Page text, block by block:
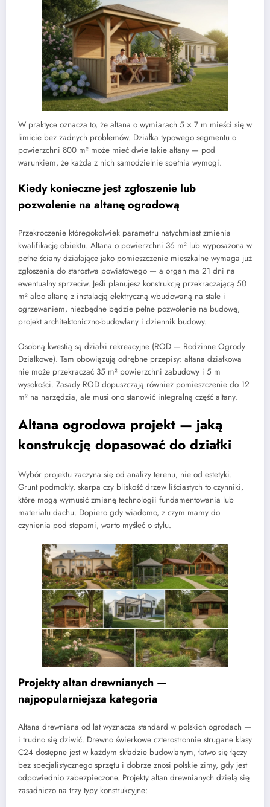
W praktyce oznacza to, że altana o wymiarach 5 × 7 m mieści się w
limicie bez żadnych problemów. Działka typowego segmentu o
powierzchni 800 m² może mieć dwie takie altany — pod
warunkiem, że każda z nich samodzielnie spełnia wymogi.
Kiedy konieczne jest zgłoszenie lub
pozwolenie na altanę ogrodową
Przekroczenie któregokolwiek parametru natychmiast zmienia
kwalifikację obiektu. Altana o powierzchni 36 m² lub wyposażona w
pełne ściany działające jako pomieszczenie mieszkalne wymaga już
zgłoszenia do starostwa powiatowego — a organ ma 21 dni na
ewentualny sprzeciw. Jeśli planujesz konstrukcję przekraczającą 50
m² albo altanę z instalacją elektryczną wbudowaną na stałe i
ogrzewaniem, niezbędne będzie pełne pozwolenie na budowę,
projekt architektoniczno-budowlany i dziennik budowy.
Osobną kwestią są działki rekreacyjne (ROD — Rodzinne Ogrody
Działkowe). Tam obowiązują odrębne przepisy: altana działkowa
nie może przekraczać 35 m² powierzchni zabudowy i 5 m
wysokości. Zasady ROD dopuszczają również pomieszczenie do 12
m² na narzędzia, ale musi ono stanowić integralną część altany.
Altana ogrodowa projekt — jaką
konstrukcję dopasować do działki
Wybór projektu zaczyna się od analizy terenu, nie od estetyki.
Grunt podmokły, skarpa czy bliskość drzew liściastych to czynniki,
które mogą wymusić zmianę technologii fundamentowania lub
materiału dachu. Dopiero gdy wiadomo, z czym mamy do
czynienia pod stopami, warto myśleć o stylu.
Projekty altan drewnianych —
najpopularniejsza kategoria
Altana drewniana od lat wyznacza standard w polskich ogrodach —
i trudno się dziwić. Drewno świerkowe czterostronnie strugane klasy
C24 dostępne jest w każdym składzie budowlanym, łatwo się łączy
bez specjalistycznego sprzętu i dobrze znosi polskie zimy, gdy jest
odpowiednio zabezpieczone. Projekty altan drewnianych dzielą się
zasadniczo na trzy typy konstrukcyjne: